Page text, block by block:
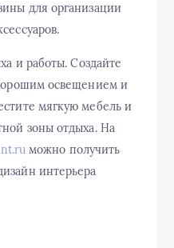
для организации
и работы. Создайте
освещением и
мягкую мебель и
зоны отдыха. На
можно получить
интерьера